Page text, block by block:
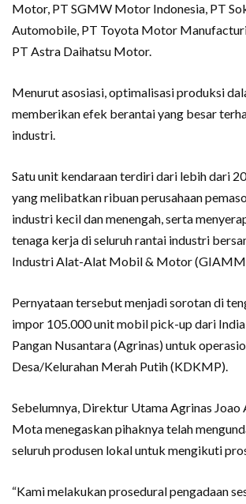
Motor, PT SGMW Motor Indonesia, PT
Automobile, PT Toyota Motor
PT Astra Daihatsu Motor.
Menurut asosiasi, optimalisasi produksi
memberikan efek berantai yang besar
industri.
Satu unit kendaraan terdiri dari lebih dari
yang melibatkan ribuan perusahaan
industri kecil dan menengah, serta
tenaga kerja di seluruh rantai industri
Industri Alat-Alat Mobil & Motor
Pernyataan tersebut menjadi sorotan di
impor 105.000 unit mobil pick-up dari
Pangan Nusantara (Agrinas) untuk
Desa/Kelurahan Merah Putih (KDKMP).
Sebelumnya, Direktur Utama Agrinas Joao
Mota menegaskan pihaknya telah
seluruh produsen lokal untuk mengikuti
“Kami melakukan prosedural pengadaan